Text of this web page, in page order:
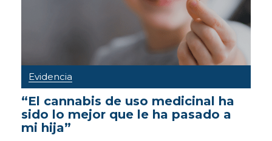
Evidencia
“El cannabis de uso medicinal ha
sido lo mejor que le ha pasado a
mi hija”